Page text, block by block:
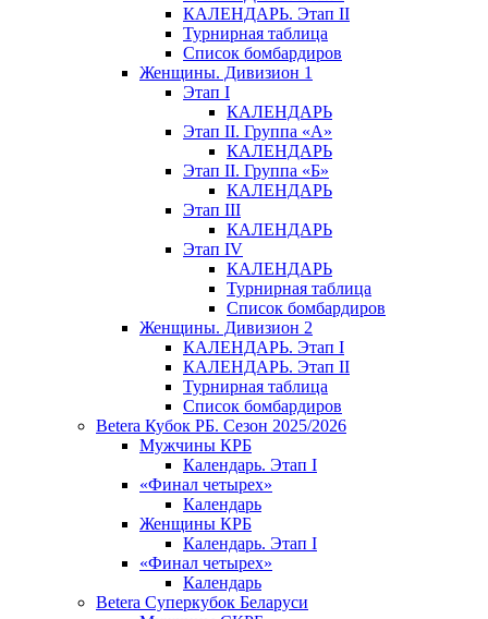
КАЛЕНДАРЬ. Этап II
Турнирная таблица
Список бомбардиров
Женщины. Дивизион 1
Этап I
КАЛЕНДАРЬ
Этап II. Группа «А»
КАЛЕНДАРЬ
Этап II. Группа «Б»
КАЛЕНДАРЬ
Этап III
КАЛЕНДАРЬ
Этап IV
КАЛЕНДАРЬ
Турнирная таблица
Список бомбардиров
Женщины. Дивизион 2
КАЛЕНДАРЬ. Этап I
КАЛЕНДАРЬ. Этап II
Турнирная таблица
Список бомбардиров
Betera Кубок РБ. Сезон 2025/2026
Мужчины КРБ
Календарь. Этап I
«Финал четырех»
Календарь
Женщины КРБ
Календарь. Этап I
«Финал четырех»
Календарь
Betera Суперкубок Беларуси